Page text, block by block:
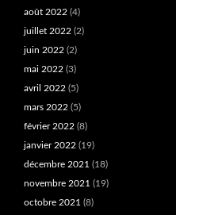
août 2022 (4)
juillet 2022 (2)
juin 2022 (2)
mai 2022 (3)
avril 2022 (5)
mars 2022 (5)
février 2022 (8)
janvier 2022 (19)
décembre 2021 (18)
novembre 2021 (19)
octobre 2021 (8)